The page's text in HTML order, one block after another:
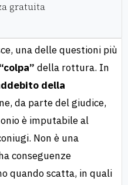
gratuita
una delle questioni più
della rottura. In
della
da parte del giudice,
è imputabile al
Non è una
conseguenze
quando scatta, in quali